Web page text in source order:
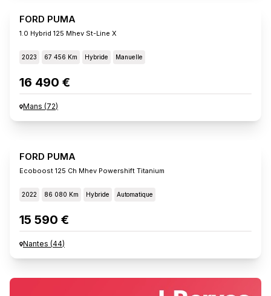
FORD PUMA
1.0 Hybrid 125 Mhev St-Line X
2023 67 456 Km Hybride Manuelle
16 490 €
Mans (72)
FORD PUMA
Ecoboost 125 Ch Mhev Powershift Titanium
2022 86 080 Km Hybride Automatique
15 590 €
Nantes (44)